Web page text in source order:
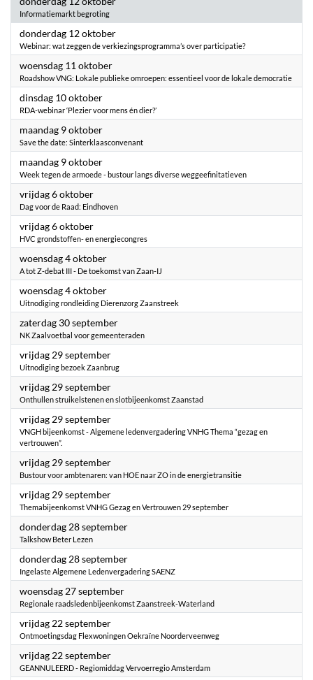
Informatiemarkt begroting
donderdag 12 oktober2023
Webinar: wat zeggen de verkiezingsprogramma’s over participatie?
woensdag 11 oktober2023
Roadshow VNG: Lokale publieke omroepen: essentieel voor de lokale democratie
dinsdag 10 oktober2023
RDA-webinar ‘Plezier voor mens én dier?’
maandag 9 oktober2023
Save the date: Sinterklaasconvenant
maandag 9 oktober2023
Week tegen de armoede - bustour langs diverse weggeefinitatieven
vrijdag 6 oktober2023
Dag voor de Raad: Eindhoven
vrijdag 6 oktober2023
HVC grondstoffen- en energiecongres
woensdag 4 oktober2023
A tot Z-debat III - De toekomst van Zaan-IJ
woensdag 4 oktober2023
Uitnodiging rondleiding Dierenzorg Zaanstreek
zaterdag 30 september2023
NK Zaalvoetbal voor gemeenteraden
vrijdag 29 september2023
Uitnodiging bezoek Zaanbrug
vrijdag 29 september2023
Onthullen struikelstenen en slotbijeenkomst Zaanstad
vrijdag 29 september2023
VNGH bijeenkomst - Algemene ledenvergadering VNHG Thema “gezag en
vertrouwen”.
vrijdag 29 september2023
Bustour voor ambtenaren: van HOE naar ZO in de energietransitie
vrijdag 29 september2023
Themabijeenkomst VNHG Gezag en Vertrouwen 29 september
donderdag 28 september2023
Talkshow Beter Lezen
donderdag 28 september2023
Ingelaste Algemene Ledenvergadering SAENZ
woensdag 27 september2023
Regionale raadsledenbijeenkomst Zaanstreek-Waterland
vrijdag 22 september2023
Ontmoetingsdag Flexwoningen Oekraïne Noorderveenweg
vrijdag 22 september2023
GEANNULEERD - Regiomiddag Vervoerregio Amsterdam